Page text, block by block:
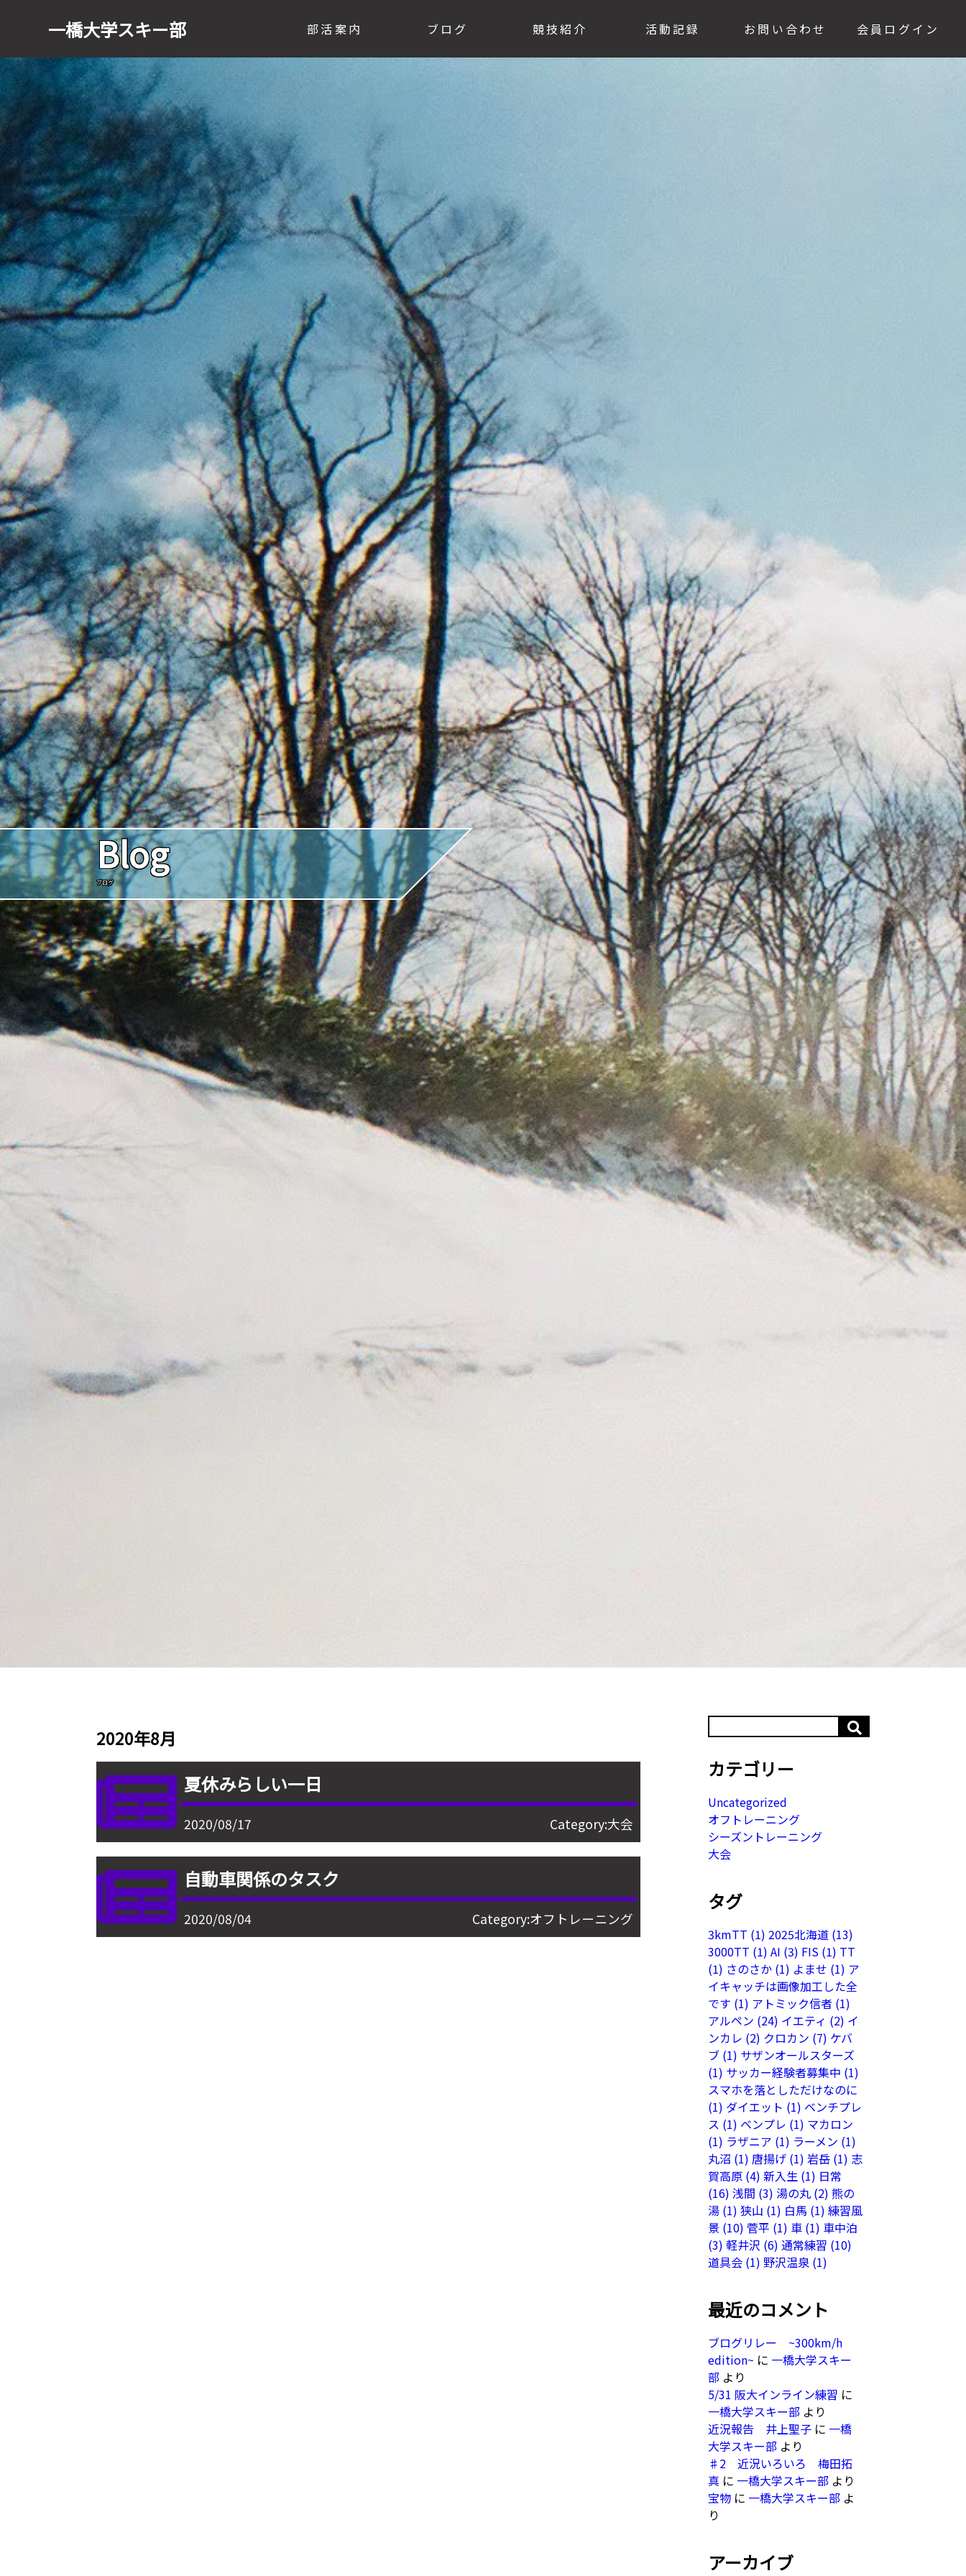
一橋大学スキー部 部活案内 ブログ 競技紹介 活動記録 お問い合わせ 会員ログイン
Blog
ブログ
2020年8月
夏休みらしい一日
2020/08/17 Category:大会
自動車関係のタスク
2020/08/04 Category:オフトレーニング
カテゴリー
Uncategorized
オフトレーニング
シーズントレーニング
大会
タグ
3kmTT (1) 2025北海道(13)
3000TT (1) AI (3) FIS(1) TT
(1) さのさか(1) よませ (1) ア
イキャッチは画像加工した全
です (1) アトミック信者(1)
アルペン (24) イエティ (2) イ
ンカレ (2) クロカン (7) ケバ
ブ(1) サザンオールスターズ
(1) サッカー経験者募集中 (1)
スマホを落としただけなのに
(1) ダイエット (1) ベンチプレ
ス (1) ベンプレ (1) マカロン
(1) ラザニア (1) ラーメン (1)
丸沼 (1) 唐揚げ(1) 岩岳(1) 志
賀高原(4) 新入生(1) 日常
(16) 浅間 (3) 湯の丸(2) 熊の
湯(1) 狭山 (1) 白馬 (1) 練習風
景(10) 菅平 (1) 車(1) 車中泊
(3) 軽井沢 (6) 通常練習 (10)
道具会(1) 野沢温泉(1)
最近のコメント
ブログリレー ~300km/h
edition~ に 一橋大学スキー
部より
5/31 阪大インライン練習 に
一橋大学スキー部より
近況報告 井上聖子に 一橋
大学スキー部より
♯2 近況いろいろ 梅田拓
真に 一橋大学スキー部より
宝物に 一橋大学スキー部よ
り
アーカイブ